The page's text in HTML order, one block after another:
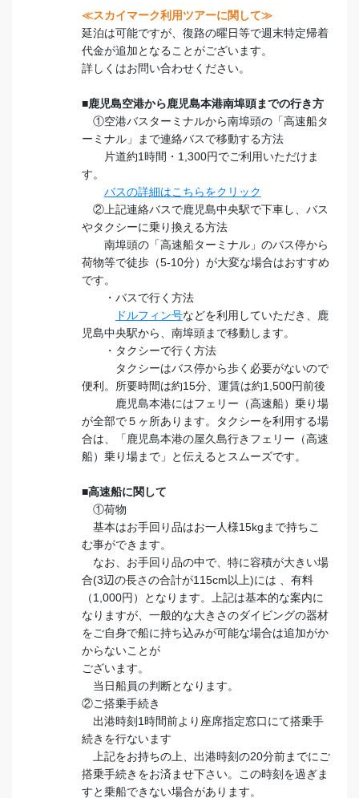
≪スカイマーク利用ツアーに関して≫
延泊は可能ですが、復路の曜日等で週末特定帰着
代金が追加となることがございます。
詳しくはお問い合わせください。
■鹿児島空港から鹿児島本港南埠頭までの行き方
①空港バスターミナルから南埠頭の「高速船タ
ーミナル」まで連絡バスで移動する方法
片道約1時間・1,300円でご利用いただけま
す。
バスの詳細はこちらをクリック
②上記連絡バスで鹿児島中央駅で下車し、バス
やタクシーに乗り換える方法
南埠頭の「高速船ターミナル」のバス停から
荷物等で徒歩（5-10分）が大変な場合はおすすめ
です。
・バスで行く方法
ドルフィン号などを利用していただき、鹿
児島中央駅から、南埠頭まで移動します。
・タクシーで行く方法
タクシーはバス停から歩く必要がないので
便利。所要時間は約15分、運賃は約1,500円前後
鹿児島本港にはフェリー（高速船）乗り場
が全部で５ヶ所あります。タクシーを利用する場
合は、「鹿児島本港の屋久島行きフェリー（高速
船）乗り場まで」と伝えるとスムーズです。
■高速船に関して
①荷物
基本はお手回り品はお一人様15kgまで持ちこ
む事ができます。
なお、お手回り品の中で、特に容積が大きい場
合(3辺の長さの合計が115cm以上)には 、有料
（1,000円）となります。上記は基本的な案内に
なりますが、一般的な大きさのダイビングの器材
をご自身で船に持ち込みが可能な場合は追加がか
からないことが
ございます。
当日船員の判断となります。
②ご搭乗手続き
出港時刻1時間前より座席指定窓口にて搭乗手
続きを行ないます
上記をお持ちの上、出港時刻の20分前までにご
搭乗手続きをお済ませ下さい。この時刻を過ぎま
すと乗船できない場合があります。